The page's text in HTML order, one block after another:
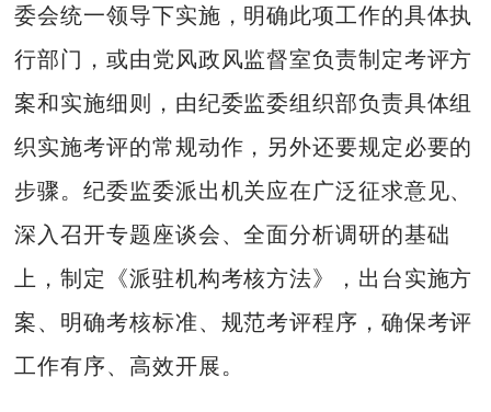
委会统一领导下实施，明确此项工作的具体执
行部门，或由党风政风监督室负责制定考评方
案和实施细则，由纪委监委组织部负责具体组
织实施考评的常规动作，另外还要规定必要的
步骤。纪委监委派出机关应在广泛征求意见、
深入召开专题座谈会、全面分析调研的基础
上，制定《派驻机构考核方法》，出台实施方
案、明确考核标准、规范考评程序，确保考评
工作有序、高效开展。